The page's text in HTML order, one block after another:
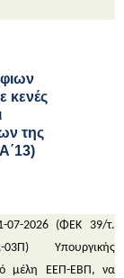
κενές
της
07-2026 (ΦΕΚ 39/τ.
Υπουργικής
μέλη ΕΕΠ-ΕΒΠ, να